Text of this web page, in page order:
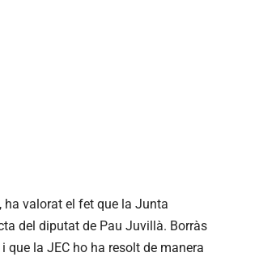
ha valorat el fet que la Junta
del diputat de Pau Juvillà. Borràs
que la JEC ho ha resolt de manera